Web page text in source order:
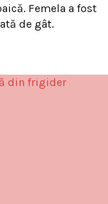
Femela a fost
de gât.